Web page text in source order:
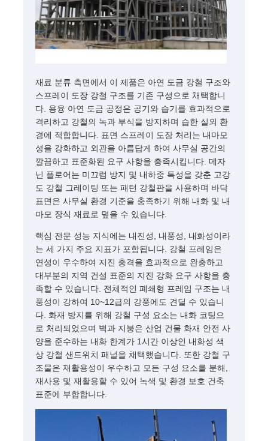
재료 분류 측면에서 이 제품은 아연 도금 강철 구조와
스프레이 도장 강철 구조를 기존 구성으로 채택합니
다. 용융 아연 도금 공정은 공기와 습기를 효과적으로
격리하고 강철의 녹과 부식을 방지하며 습한 실외 환
경에 적합합니다. 표면 스프레이 도장 처리는 내마모
성을 강화하고 외관을 아름답게 하여 사무실 공간의
깔끔하고 표준화된 요구 사항을 충족시킵니다. 메자
닌 플로어는 미끄럼 방지 및 내하중 특성을 갖춘 고강
도 강철 그레이팅 또는 패턴 강철판을 사용하며 바닥
표면은 사무실 환경 기준을 충족하기 위해 내화 및 내
마모 장식 재료로 덮을 수 있습니다.
핵심 전문 성능 지식에는 내진성, 내풍성, 내화성이라
는 세 가지 주요 지표가 포함됩니다. 강철 프레임은
연성이 우수하여 지진 충격을 효과적으로 완충하고
대부분의 지역 건설 표준의 지진 강화 요구 사항을 충
족할 수 있습니다. 전체적인 폐쇄형 프레임 구조는 내
풍성이 강하여 10~12급의 강풍에도 견딜 수 있습니
다. 화재 방지를 위해 강철 구성 요소는 내화 코팅으
로 처리되었으며 벽과 지붕은 산업 건물 화재 안전 사
양을 준수하는 내화 한계가 1시간 이상인 내화성 색
상 강철 샌드위치 패널을 채택했습니다. 또한 강철 구
조물은 재활용성이 우수하고 모든 구성 요소를 분해,
재사용 및 재활용할 수 있어 녹색 및 환경 보호 건축
표준에 부합합니다.